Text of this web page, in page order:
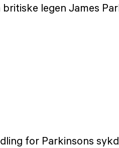
legen James
for Parkinsons